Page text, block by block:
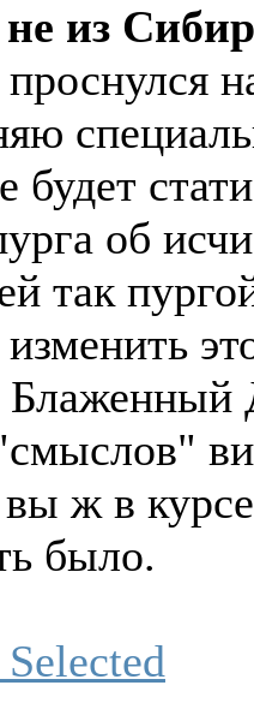
из
будет
об
так
Блаженный
ж в
было.